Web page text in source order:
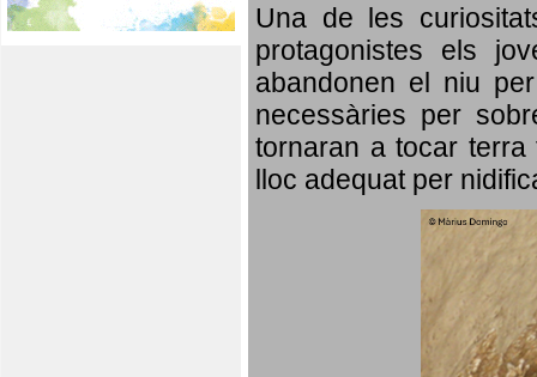
Una de les
protagonistes els
abandonen el niu
necessàries per
tornaran a tocar
lloc adequat per